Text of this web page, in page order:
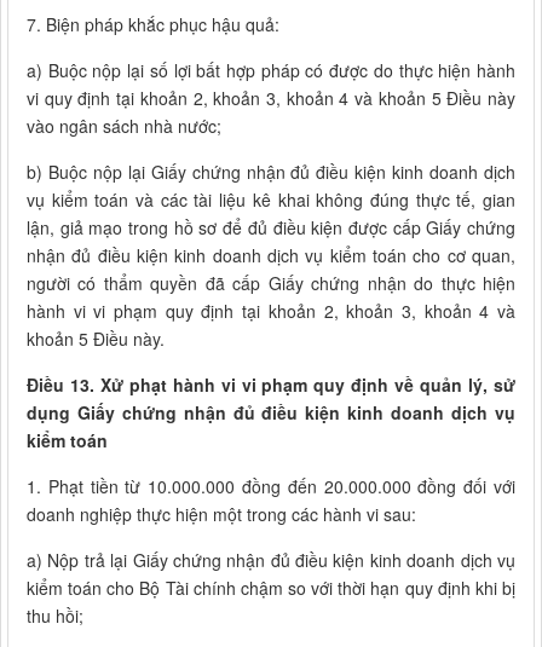
7. Biện pháp khắc phục hậu quả:
a) Buộc nộp lại số lợi bất hợp pháp có được do thực hiện hành
vi quy định tại khoản 2, khoản 3, khoản 4 và khoản 5 Điều này
vào ngân sách nhà nước;
b) Buộc nộp lại Giấy chứng nhận đủ điều kiện kinh doanh dịch
vụ kiểm toán và các tài liệu kê khai không đúng thực tế, gian
lận, giả mạo trong hồ sơ để đủ điều kiện được cấp Giấy chứng
nhận đủ điều kiện kinh doanh dịch vụ kiểm toán cho cơ quan,
người có thẩm quyền đã cấp Giấy chứng nhận do thực hiện
hành vi vi phạm quy định tại khoản 2, khoản 3, khoản 4 và
khoản 5 Điều này.
Điều 13. Xử phạt hành vi vi phạm quy định về quản lý, sử
dụng Giấy chứng nhận đủ điều kiện kinh doanh dịch vụ
kiểm toán
1. Phạt tiền từ 10.000.000 đồng đến 20.000.000 đồng đối với
doanh nghiệp thực hiện một trong các hành vi sau:
a) Nộp trả lại Giấy chứng nhận đủ điều kiện kinh doanh dịch vụ
kiểm toán cho Bộ Tài chính chậm so với thời hạn quy định khi bị
thu hồi;